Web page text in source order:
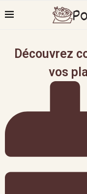
Découvrez
vos